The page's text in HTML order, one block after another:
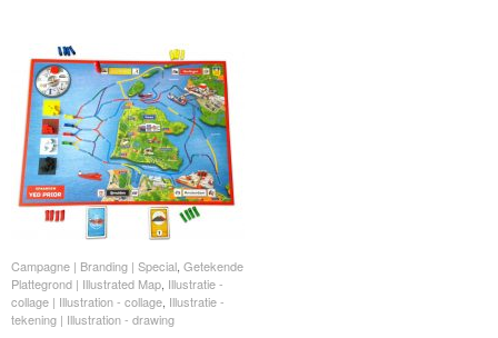
Campagne | Branding | Special Getekende
Plattegrond | Illustrated Map Illustratie -
collage | Illustration - collage Illustratie -
tekening | Illustration - drawing
Campagne | Branding | Special Getekende
Plattegrond | Illustrated Map Illustratie -
collage | Illustration - collage Illustratie -
tekening | Illustration - drawing